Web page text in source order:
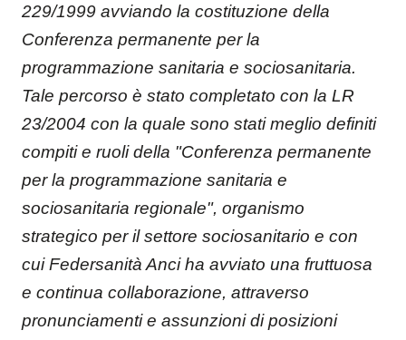
229/1999 avviando la costituzione della
Conferenza permanente per la
programmazione sanitaria e sociosanitaria.
Tale percorso è stato completato con la LR
23/2004 con la quale sono stati meglio definiti
compiti e ruoli della "Conferenza permanente
per la programmazione sanitaria e
sociosanitaria regionale", organismo
strategico per il settore sociosanitario e con
cui Federsanità Anci ha avviato una fruttuosa
e continua collaborazione, attraverso
pronunciamenti e assunzioni di posizioni